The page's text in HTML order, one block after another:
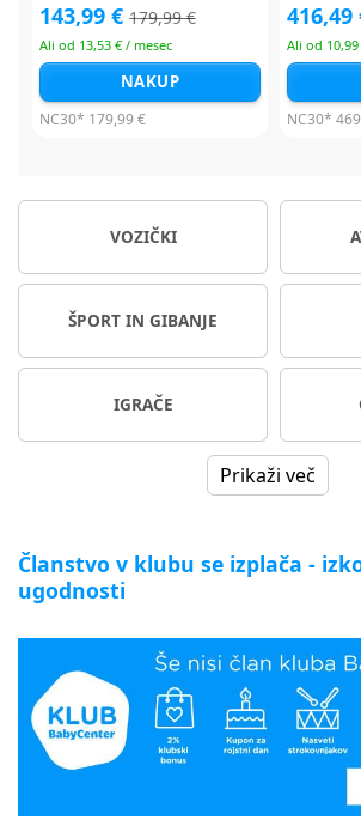
416,49 € 469,99 €
Ali od 10,99 € / mesec
NAKUP
NC30* 469,99 €
416,49
Ali od
NC30*
VOZIČKI
ŠPORT IN GIBANJE
IGRAČE
Prikaži več
Članstvo v klubu se izplača -
ugodnosti